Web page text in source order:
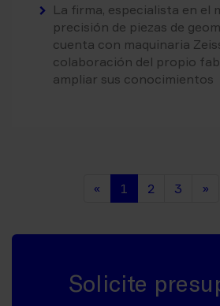
La firma, especialista en el
precisión de piezas de
cuenta con maquinaria
colaboración del propio
ampliar sus conocimientos
« 1 (current)
2(current)
3 »
Solicite